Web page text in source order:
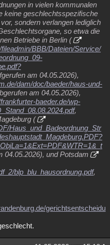
in vielen kommunalen
keine geschlechtsspezifische
sondern verlangen lediglich
so etwa die
Betriebe in Berlin (
BBB/Dateien/Service/
am 04.05.2026),
dam/doc/baeder/haus-und-
am 04.05.2026),
baeder.de/wp-
,
(
Haus_und_Badeordnung_Str
04.05.2026), und Potsdam
blp_blu_hausordnung.pdf,
gerichtsentscheidu